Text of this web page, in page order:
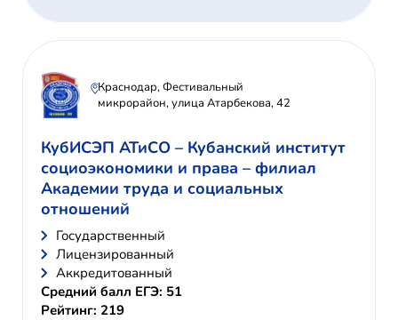
Краснодар, Фестивальный
микрорайон, улица Атарбекова, 42
КубИСЭП АТиСО – Кубанский институт
социоэкономики и права – филиал
Академии труда и социальных
отношений
Государственный
Лицензированный
Аккредитованный
Средний балл ЕГЭ: 51
Рейтинг: 219